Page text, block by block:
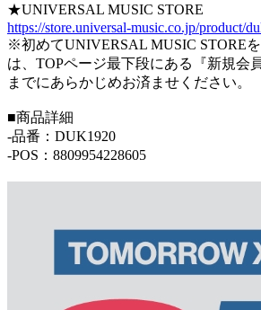
★UNIVERSAL MUSIC STORE
https://store.universal-music.co.jp/product/
※初めてUNIVERSAL MUSIC STORE
は、TOPページ最下段にある『新規会
までにあらかじめお済ませください。
■商品詳細
-品番：DUK1920
-POS：8809954228605